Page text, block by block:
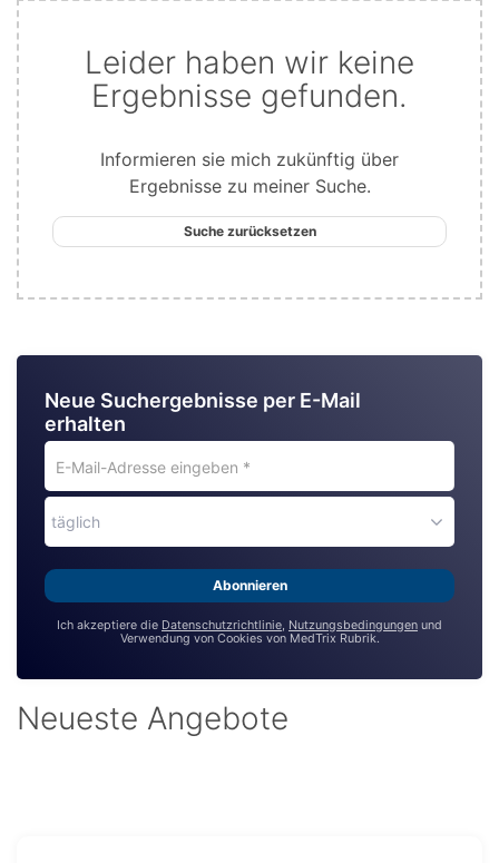
Leider haben wir keine
Ergebnisse gefunden.
Informieren sie mich zukünftig über
Ergebnisse zu meiner Suche.
Suche zurücksetzen
Neue Suchergebnisse per E-Mail
erhalten
Mail-
Adresse
eingeben
*
täglich
Abonnieren
Ich akzeptiere die Datenschutzrichtlinie, Nutzungsbedingungen und
Verwendung von Cookies von MedTrix Rubrik.
Neueste Angebote